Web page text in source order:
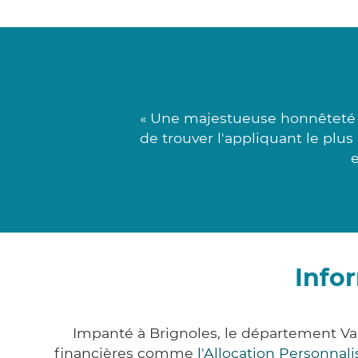
« Une majestueuse
de trouver l'appliquant le plus
Impanté à Brignoles, le département
financières comme l'Allocation